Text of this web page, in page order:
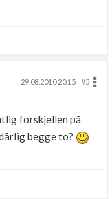
29.08.2010 20.15
#5
forskjellen på
begge to?